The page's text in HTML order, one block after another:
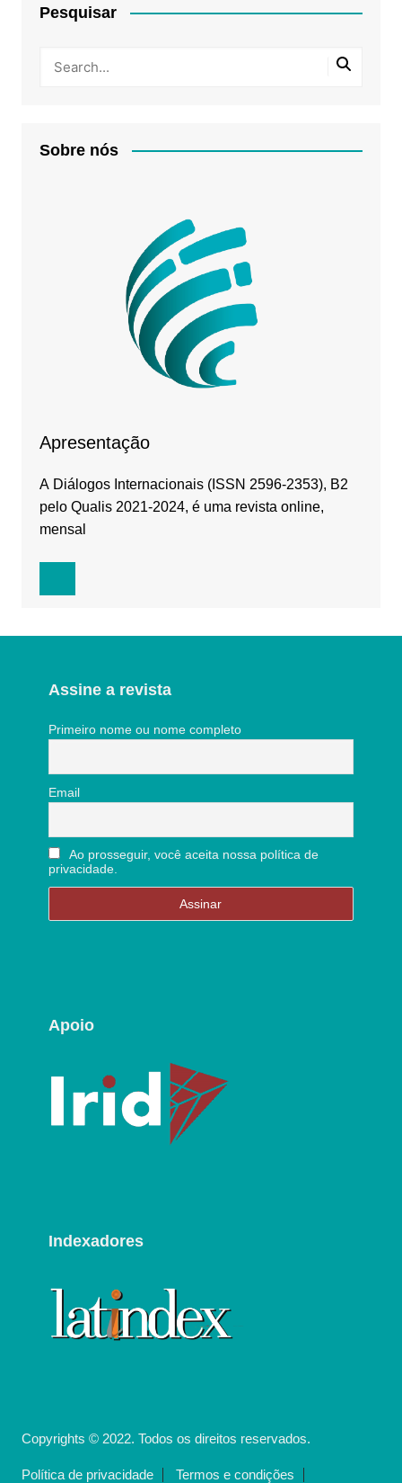
Pesquisar
Sobre nós
Apresentação
A Diálogos Internacionais (ISSN 2596-2353), B2
pelo Qualis 2021-2024, é uma revista online,
mensal
Assine a revista
Primeiro nome ou nome completo
Email
Ao prosseguir, você aceita nossa política de
privacidade.
Apoio
Indexadores
Copyrights © 2022. Todos os direitos reservados.
Política de privacidade Termos e condições